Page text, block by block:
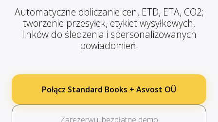
Automatyczne obliczanie cen, ETD, ETA, CO2;
tworzenie przesyłek, etykiet wysyłkowych,
linków do śledzenia i spersonalizowanych
powiadomień.
Połącz Standard Books + Asvost OÜ
Zarezerwuj bezpłatne demo